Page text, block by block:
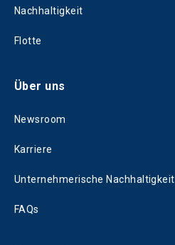
Nachhaltigkeit
Flotte
Über uns
Newsroom
Karriere
Unternehmerische Nachhaltigkeit
FAQs